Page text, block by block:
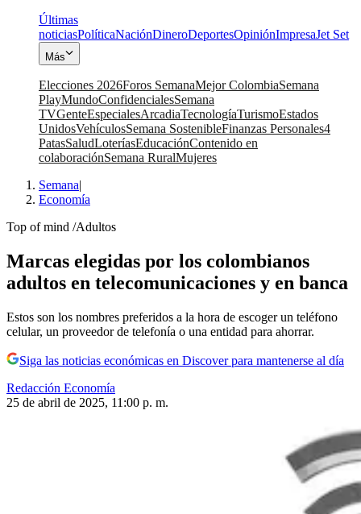
Últimas
noticiasPolíticaNaciónDineroDeportesOpiniónImpresaJet Set
Más
Elecciones 2026Foros SemanaMejor ColombiaSemana
PlayMundoConfidencialesSemana
TVGenteEspecialesArcadiaTecnologíaTurismoEstados
UnidosVehículosSemana SostenibleFinanzas Personales4
PatasSaludLoteríasEducaciónContenido en
colaboraciónSemana RuralMujeres
Semana|
Economía
Top of mind /Adultos
Marcas elegidas por los colombianos
adultos en telecomunicaciones y en banca
Estos son los nombres preferidos a la hora de escoger un teléfono
celular, un proveedor de telefonía o una entidad para ahorrar.
Siga las noticias económicas en Discover para mantenerse al día
Redacción Economía
25 de abril de 2025, 11:00 p. m.